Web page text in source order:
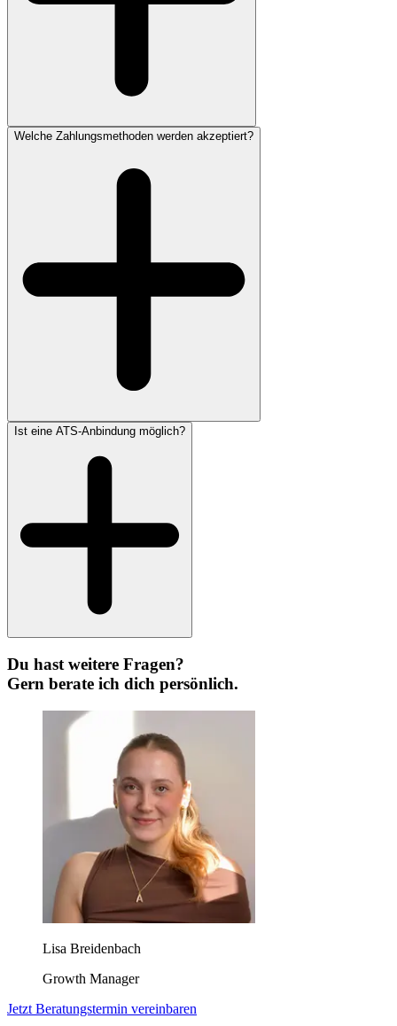
Welche Zahlungsmethoden werden akzeptiert?
Ist eine ATS-Anbindung möglich?
Du hast weitere Fragen?
Gern berate ich dich persönlich.
Lisa Breidenbach
Growth Manager
Jetzt Beratungstermin vereinbaren